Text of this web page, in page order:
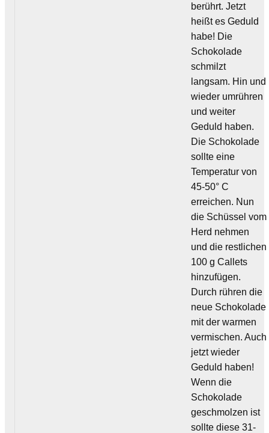
berührt. Jetzt
heißt es Geduld
habe! Die
Schokolade
schmilzt
langsam. Hin und
wieder umrühren
und weiter
Geduld haben.
Die Schokolade
sollte eine
Temperatur von
45-50° C
erreichen. Nun
die Schüssel vom
Herd nehmen
und die restlichen
100 g Callets
hinzufügen.
Durch rühren die
neue Schokolade
mit der warmen
vermischen. Auch
jetzt wieder
Geduld haben!
Wenn die
Schokolade
geschmolzen ist
sollte diese 31-